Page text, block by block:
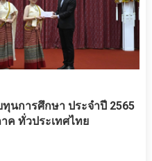
นการศึกษา ประจำปี 2565
ค ทั่วประเทศไทย